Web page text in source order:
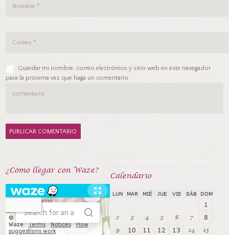
Guardar mi nombre, correo electrónico y sitio web en este navegador
para la próxima vez que haga un comentario.
¿Cómo llegar con Waze?
Calendarío
LUN MAR MIÉ JUE VIE SÁB DOM
1
2 3 4 5 6 7 8
9 10 11 12 13 14 15